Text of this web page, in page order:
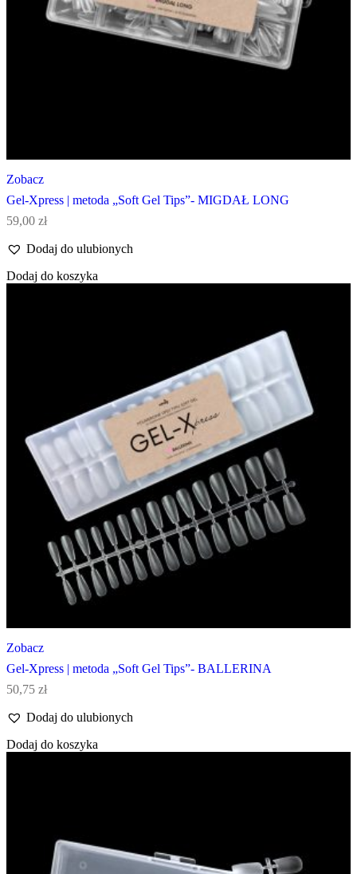
Zobacz
Gel-Xpress | metoda „Soft Gel Tips”- MIGDAŁ LONG
59,00 zł
Dodaj do ulubionych
Dodaj do koszyka
Zobacz
Gel-Xpress | metoda „Soft Gel Tips”- BALLERINA
50,75 zł
Dodaj do ulubionych
Dodaj do koszyka